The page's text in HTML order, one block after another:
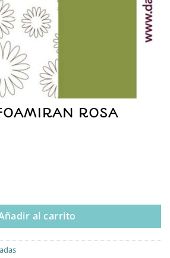
ROSA
ROSA ROJA cantidad
al carrito